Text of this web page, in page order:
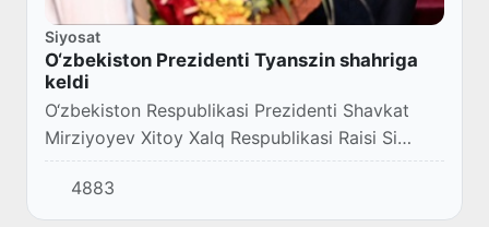
Siyosat
O‘zbekiston Prezidenti Tyanszin shahriga
keldi
O‘zbekiston Respublikasi Prezidenti Shavkat
Mirziyoyev Xitoy Xalq Respublikasi Raisi Si
Szinpinning taklifiga binoan rafiqasi bilan birga
rasmiy tashrif bilan Tyanszin shahriga kel...
4883